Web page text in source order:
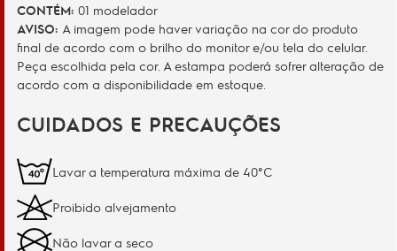
CONTÉM: 01 modelador
AVISO: A imagem pode haver variação na cor do produto
final de acordo com o brilho do monitor e/ou tela do celular.
Peça escolhida pela cor. A estampa poderá sofrer alteração de
acordo com a disponibilidade em estoque.
CUIDADOS E PRECAUÇÕES
Lavar a temperatura máxima de 40°C
Proibido alvejamento
Não lavar a seco